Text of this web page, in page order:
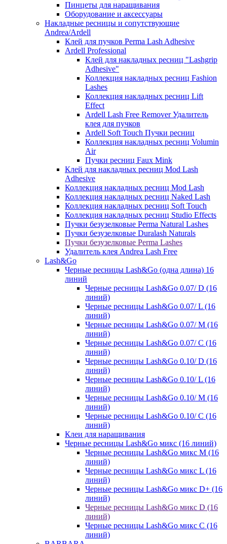
Пинцеты для наращивания
Оборудование и аксессуары
Накладные ресницы и сопутствующие
Andrea/Ardell
Клей для пучков Perma Lash Adhesive
Ardell Professional
Клей для накладных ресниц "Lashgrip
Adhesive"
Коллекция накладных ресниц Fashion
Lashes
Коллекция накладных ресниц Lift
Effect
Ardell Lash Free Remover Удалитель
клея для пучков
Ardell Soft Touch Пучки ресниц
Коллекция накладных ресниц Volumin
Air
Пучки ресниц Faux Mink
Клей для накладных ресниц Mod Lash
Adhesive
Коллекция накладных ресниц Mod Lash
Коллекция накладных ресниц Naked Lash
Коллекция накладных ресниц Soft Touch
Коллекция накладных ресниц Studio Effects
Пучки безузелковые Perma Natural Lashes
Пучки безузелковые Duralash Naturals
Пучки безузелковые Perma Lashes
Удалитель клея Andrea Lash Free
Lash&Go
Черные ресницы Lash&Go (одна длина) 16
линий
Черные ресницы Lash&Go 0.07/ D (16
линий)
Черные ресницы Lash&Go 0.07/ L (16
линий)
Черные ресницы Lash&Go 0.07/ М (16
линий)
Черные ресницы Lash&Go 0.07/ С (16
линий)
Черные ресницы Lash&Go 0.10/ D (16
линий)
Черные ресницы Lash&Go 0.10/ L (16
линий)
Черные ресницы Lash&Go 0.10/ М (16
линий)
Черные ресницы Lash&Go 0.10/ С (16
линий)
Клеи для наращивания
Черные ресницы Lash&Go микс (16 линий)
Черные ресницы Lash&Go микс M (16
линий)
Черные ресницы Lash&Go микс L (16
линий)
Черные ресницы Lash&Go микс D+ (16
линий)
Черные ресницы Lash&Go микс D (16
линий)
Черные ресницы Lash&Go микс C (16
линий)